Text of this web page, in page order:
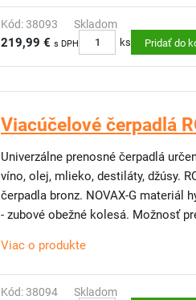
Kód: 38093 Skladom
219,99 € s DPH ks Pridať do
Viacúčelové čerpadlá
Univerzálne prenosné čerpadlá
víno, olej, mlieko, destiláty, džúsy.
čerpadla bronz. NOVAX-G materiál
- zubové obežné kolesá. Možnosť
Viac o produkte
Kód: 38094 Skladom